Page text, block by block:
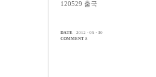
120529 출국
DATE
2012 · 05 · 30
COMMENT 8